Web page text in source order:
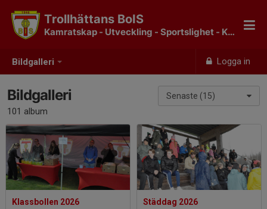
Bildgalleri Logga in
Trollhättans BoIS
Kamratskap - Utveckling - Sportslighet - Klubbkänsla
Senaste (15)
Bildgalleri
101 album
Klassbollen 2026 Städdag 2026